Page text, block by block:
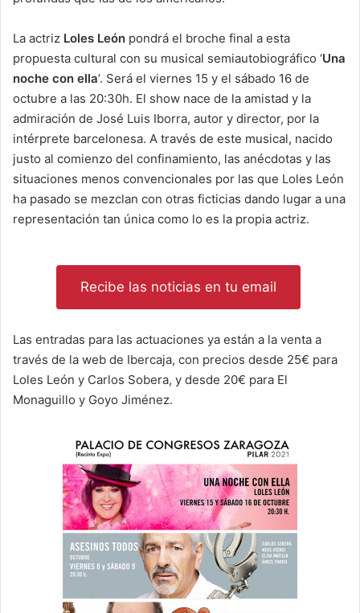
La actriz Loles León pondrá el broche final a esta
propuesta cultural con su musical semiautobiográfico ‘Una
noche con ella’. Será el viernes 15 y el sábado 16 de
octubre a las 20:30h. El show nace de la amistad y la
admiración de José Luis Iborra, autor y director, por la
intérprete barcelonesa. A través de este musical, nacido
justo al comienzo del confinamiento, las anécdotas y las
situaciones menos convencionales por las que Loles León
ha pasado se mezclan con otras ficticias dando lugar a una
representación tan única como lo es la propia actriz.
Recibe las noticias en tu email
Las entradas para las actuaciones ya están a la venta a
través de la web de Ibercaja, con precios desde 25€ para
Loles León y Carlos Sobera, y desde 20€ para El
Monaguillo y Goyo Jiménez.